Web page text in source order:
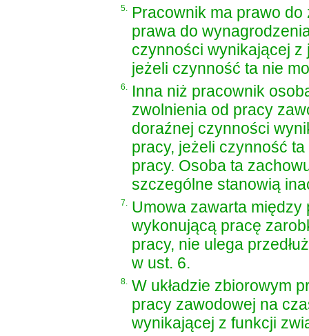
5. Pracownik ma prawo
prawa do
czynności wynikającej z
jeżeli czynność ta nie
6. Inna niż pracownik
zwolnienia od pracy
doraźnej czynności
pracy, jeżeli czynność
pracy. Osoba ta
szczególne stanowią
7. Umowa zawarta
wykonującą pracę
pracy, nie ulega
w ust. 6.
8. W układzie zbiorowym
pracy zawodowej na
wynikającej z funkcji